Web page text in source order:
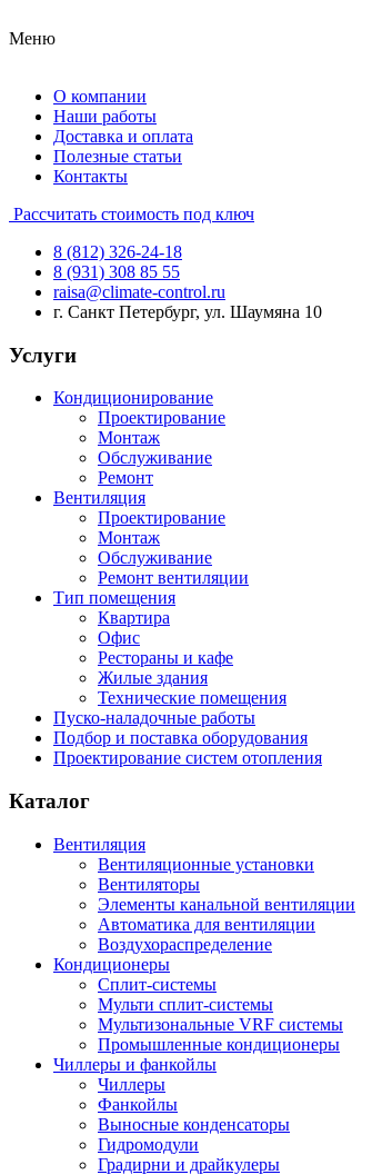
Меню
О компании
Наши работы
Доставка и оплата
Полезные статьи
Контакты
Рассчитать стоимость под ключ
8 (812) 326-24-18
8 (931) 308 85 55
raisa@climate-control.ru
г. Санкт Петербург, ул. Шаумяна 10
Услуги
Кондиционирование
Проектирование
Монтаж
Обслуживание
Ремонт
Вентиляция
Проектирование
Монтаж
Обслуживание
Ремонт вентиляции
Тип помещения
Квартира
Офис
Рестораны и кафе
Жилые здания
Технические помещения
Пуско-наладочные работы
Подбор и поставка оборудования
Проектирование систем отопления
Каталог
Вентиляция
Вентиляционные установки
Вентиляторы
Элементы канальной вентиляции
Автоматика для вентиляции
Воздухораспределение
Кондиционеры
Сплит-системы
Мульти сплит-системы
Мультизональные VRF системы
Промышленные кондиционеры
Чиллеры и фанкойлы
Чиллеры
Фанкойлы
Выносные конденсаторы
Гидромодули
Градирни и драйкулеры